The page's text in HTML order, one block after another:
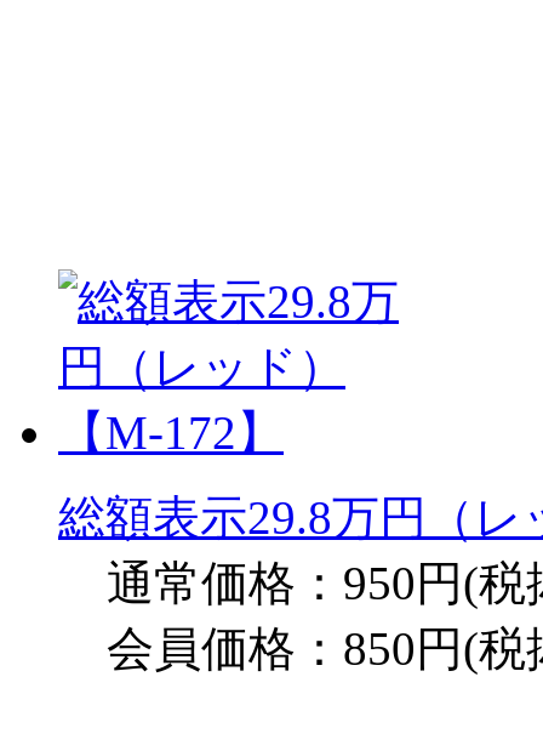
総額表示29.8万円（
通常価格：950円(税
会員価格：850円(税